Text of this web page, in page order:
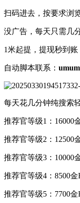
扫码进去，按要求浏
没广告，每天只需几
1米起提，提现秒到账
自动脚本联系：
每天花几分钟纯搜索
推荐官等级1：16000
推荐官等级2：12500
推荐官等级3：10000
推荐官等级4：8500
推荐官等级5：7700